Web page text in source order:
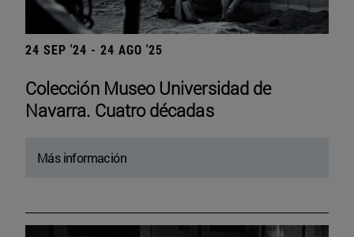
24 SEP '24 - 24 AGO '25
Colección Museo Universidad de
Navarra. Cuatro décadas
Más información